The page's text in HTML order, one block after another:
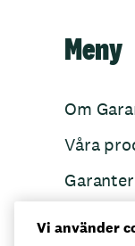
Meny
Om
Våra
Vi använder